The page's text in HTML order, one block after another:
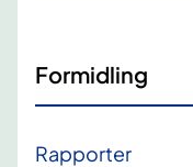
Formidling
Rapporter